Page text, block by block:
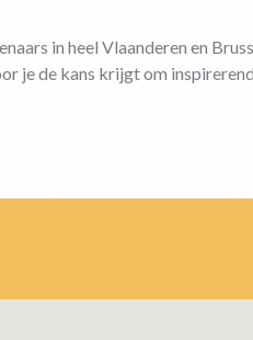
in heel Vlaanderen en
je de kans krijgt om